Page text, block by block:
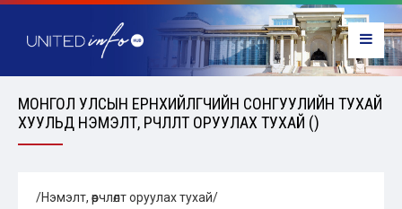
МОНГОЛ УЛСЫН ЕРӨНХИЙЛӨГЧИЙН СОНГУУЛИЙН ТУХАЙ
ХУУЛЬД НЭМЭЛТ, ӨӨРЧЛӨЛТ ОРУУЛАХ ТУХАЙ ()
/Нэмэлт, өөрчлөлт оруулах тухай/